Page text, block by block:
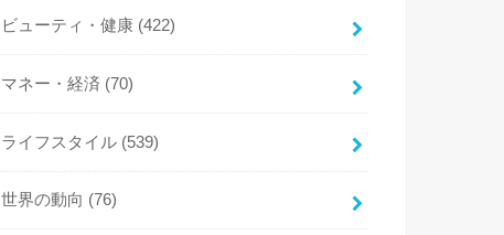
ビューティ・健康 (422)
マネー・経済 (70)
ライフスタイル (539)
世界の動向 (76)